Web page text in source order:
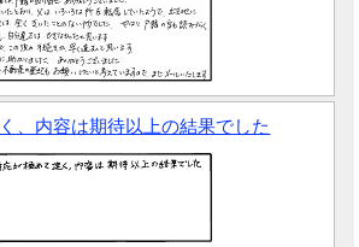
、内容は期待以上の結果でした